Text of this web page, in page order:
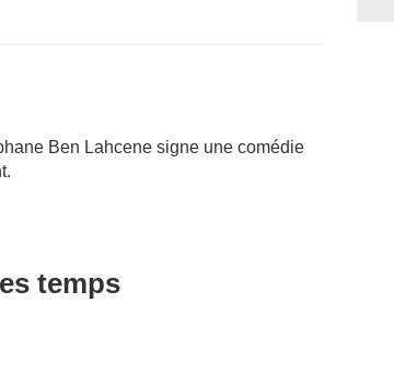
Ben Lahcene signe une comédie
temps